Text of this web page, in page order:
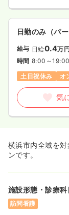
日勤のみ（パー
給与 日給0.4万
時間 8:00～19:00
土日祝休み
オ
気
横浜市内全域を
ンです。
施設形態・診療科
訪問看護